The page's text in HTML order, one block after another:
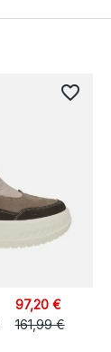
97,20 €
161,99 €
favorite_border